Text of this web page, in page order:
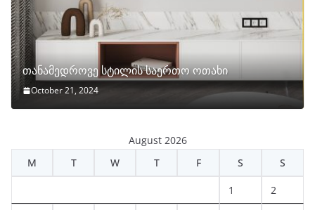
თანამედროვე სტილის საერთო ოთახი
October 21, 2024
August 2026
M
T W T F S S
1 2